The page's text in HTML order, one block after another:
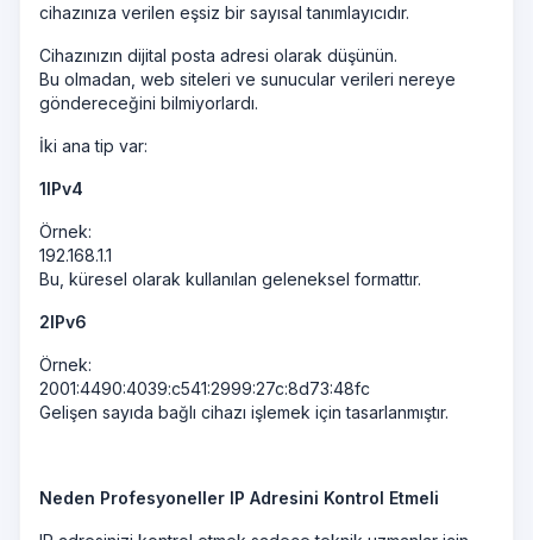
cihazınıza verilen eşsiz bir sayısal tanımlayıcıdır.
Cihazınızın dijital posta adresi olarak düşünün.
Bu olmadan, web siteleri ve sunucular verileri nereye
göndereceğini bilmiyorlardı.
İki ana tip var:
1️IPv4
Örnek:
192.168.1.1
Bu, küresel olarak kullanılan geleneksel formattır.
2️IPv6
Örnek:
2001:4490:4039:c541:2999:27c:8d73:48fc
Gelişen sayıda bağlı cihazı işlemek için tasarlanmıştır.
Neden Profesyoneller IP Adresini Kontrol Etmeli